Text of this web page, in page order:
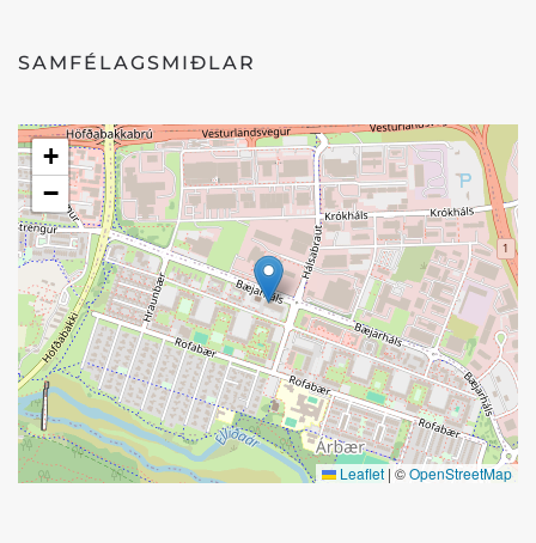
SAMFÉLAGSMIÐLAR
+
−
Leaflet | ©OpenStreetMap